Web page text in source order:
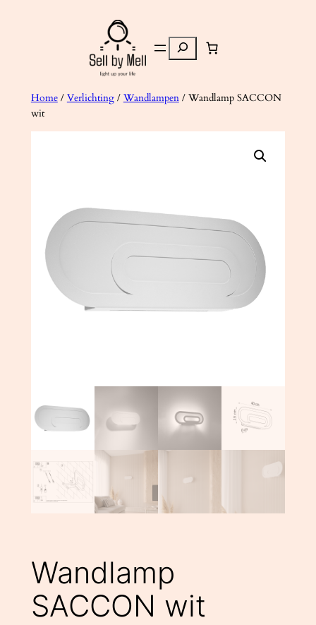
Zoeken
Home/ Verlichting/ Wandlampen/ Wandlamp SACCON
wit
Wandlamp
SACCON wit